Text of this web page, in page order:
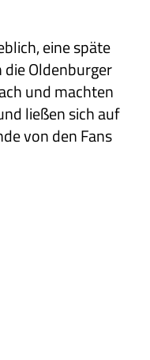
eine späte
Oldenburger
und machten
ließen sich auf
von den Fans